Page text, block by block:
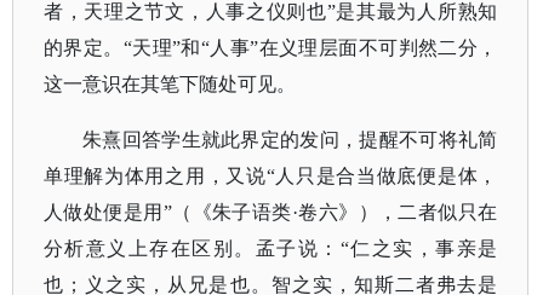
者，天理之节文，人事之仪则也”是其最为人所熟知
的界定。“天理”和“人事”在义理层面不可判然二分，
这一意识在其笔下随处可见。
朱熹回答学生就此界定的发问，提醒不可将礼简
单理解为体用之用，又说“人只是合当做底便是体，
人做处便是用”（《朱子语类·卷六》），二者似只在
分析意义上存在区别。孟子说：“仁之实，事亲是
也；义之实，从兄是也。智之实，知斯二者弗去是